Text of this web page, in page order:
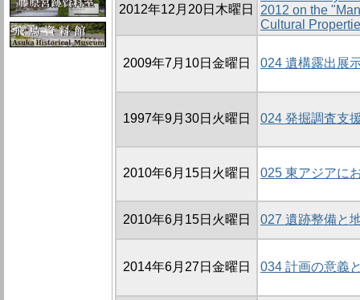
2012年12月20日木曜日
2012 on the
Cultural
2009年7月10日金曜日 024 遺構露出展
1997年9月30日火曜日 024 発掘調査支
2010年6月15日火曜日 025 東アジアに
2010年6月15日火曜日 027 遺跡整備と
2014年6月27日金曜日 034 計画の意義